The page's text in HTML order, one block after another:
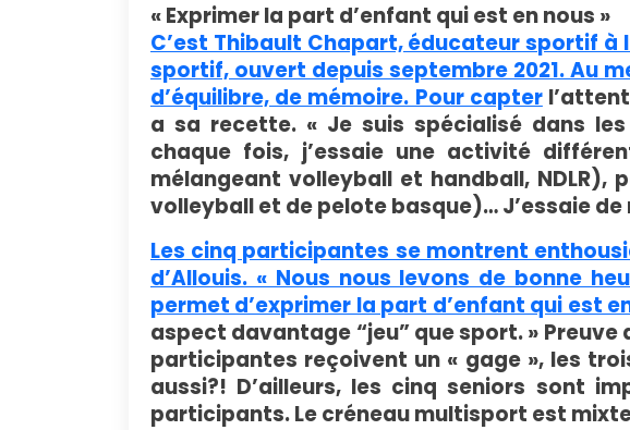
« Exprimer la part d’enfant qui est en nous »
C’est Thibault Chapart, éducateur sportif à
sportif, ouvert depuis septembre 2021. Au
d’équilibre, de mémoire. Pour capter
a sa recette. « Je suis spécialisé dans
chaque fois, j’essaie une activité
mélangeant volleyball et handball, NDLR),
volleyball et de pelote basque)… J’essaie de
Les cinq participantes se montrent
d’Allouis. « Nous nous levons de bonne
permet d’exprimer la part d’enfant qui est
aspect davantage “jeu” que sport. »
participantes reçoivent un « gage », les
aussi?! D’ailleurs, les cinq seniors sont
participants. Le créneau multisport est